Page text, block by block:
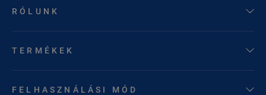
RÓLUNK
TERMÉKEK
FELHASZNÁLÁSI MÓD